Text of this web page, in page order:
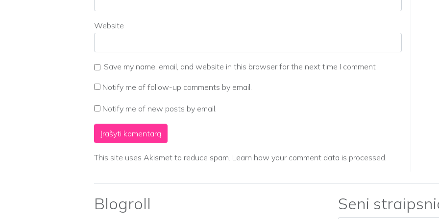
Website
Save my name, email, and website in this browser for the next time I comment
Notify me of follow-up comments by email.
Notify me of new posts by email.
This site uses Akismet to reduce spam. Learn how your comment data is processed.
Blogroll Seni